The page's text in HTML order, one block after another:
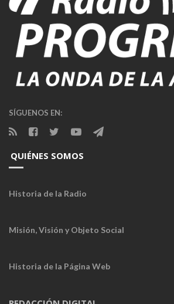
SÍGUENOS EN:
QUIÉNES SOMOS
Historia de la Radio
Misión, Visión y Objeto Social
Historia de la Página Web